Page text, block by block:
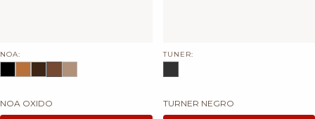
NOA:
NOA OXIDO
TUNER:
TURNER NEGRO